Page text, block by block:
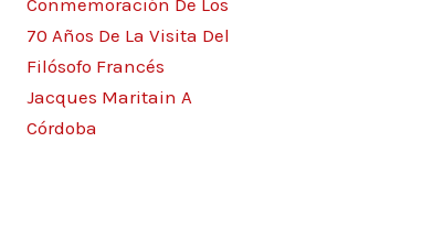
Conmemoración De Los
70 Años De La Visita Del
Filósofo Francés
Jacques Maritain A
Córdoba